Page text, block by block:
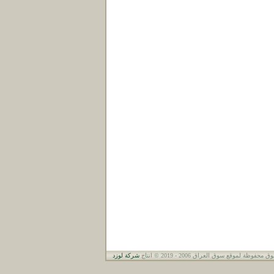
لموقع سوق العراق 2006 - 2019 © انتاج شركة لوزد